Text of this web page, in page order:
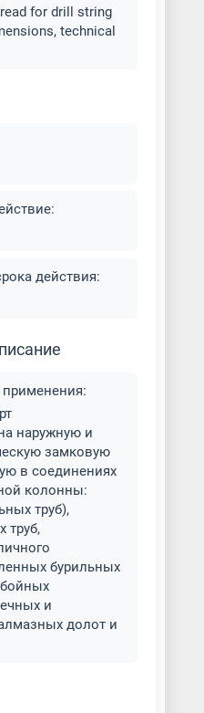
for drill string
technical
действия:
применения:
наружную и
замковую
в соединениях
колонны:
труб),
труб,
бурильных
и
долот и